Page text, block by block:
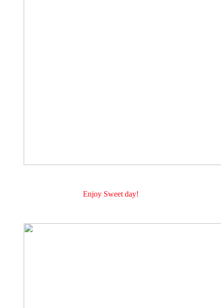
Enjoy Sweet day!